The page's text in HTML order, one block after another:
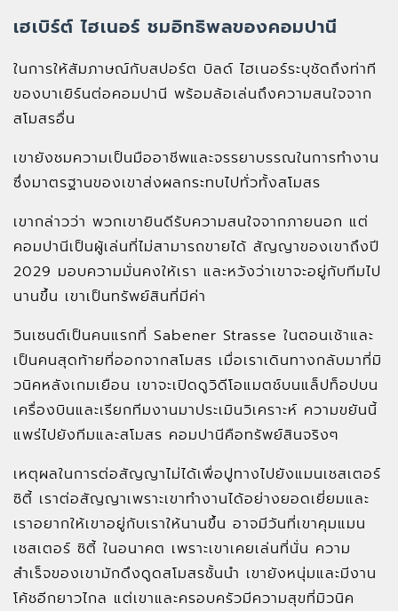
เฮเบิร์ต์ ไฮเนอร์ ชมอิทธิพลของคอมปานี
ในการให้สัมภาษณ์กับสปอร์ต บิลด์ ไฮเนอร์ระบุชัดถึงท่าที
ของบาเยิร์นต่อคอมปานี พร้อมล้อเล่นถึงความสนใจจาก
สโมสรอื่น
เขายังชมความเป็นมืออาชีพและจรรยาบรรณในการทำงาน
ซึ่งมาตรฐานของเขาส่งผลกระทบไปทั่วทั้งสโมสร
เขากล่าวว่า พวกเขายินดีรับความสนใจจากภายนอก แต่
คอมปานีเป็นผู้เล่นที่ไม่สามารถขายได้ สัญญาของเขาถึงปี
2029 มอบความมั่นคงให้เรา และหวังว่าเขาจะอยู่กับทีมไป
นานขึ้น เขาเป็นทรัพย์สินที่มีค่า
วินเซนต์เป็นคนแรกที่ Sabener Strasse ในตอนเช้าและ
เป็นคนสุดท้ายที่ออกจากสโมสร เมื่อเราเดินทางกลับมาที่มิ
วนิคหลังเกมเยือน เขาจะเปิดดูวิดีโอแมตช์บนแล็ปท็อปบน
เครื่องบินและเรียกทีมงานมาประเมินวิเคราะห์ ความขยันนี้
แพร่ไปยังทีมและสโมสร คอมปานีคือทรัพย์สินจริงๆ
เหตุผลในการต่อสัญญาไม่ได้เพื่อปูทางไปยังแมนเชสเตอร์
ซิตี้ เราต่อสัญญาเพราะเขาทำงานได้อย่างยอดเยี่ยมและ
เราอยากให้เขาอยู่กับเราให้นานขึ้น อาจมีวันที่เขาคุมแมน
เชสเตอร์ ซิตี้ ในอนาคต เพราะเขาเคยเล่นที่นั่น ความ
สำเร็จของเขามักดึงดูดสโมสรชั้นนำ เขายังหนุ่มและมีงาน
โค้ชอีกยาวไกล แต่เขาและครอบครัวมีความสุขที่มิวนิค